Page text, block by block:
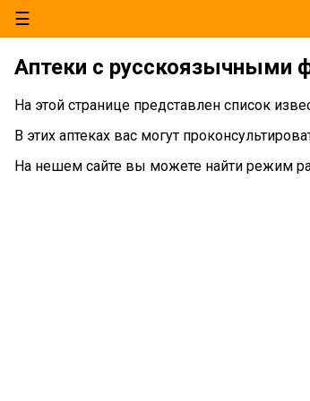
☰
Аптеки с русскоязычными
На этой странице представлен список
В этих аптеках вас могут
На нешем сайте вы можете найти режим